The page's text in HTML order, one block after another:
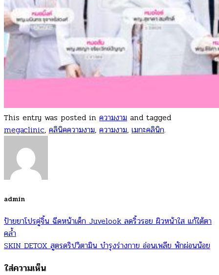
This entry was posted in ความงาม and tagged
megaclinic, คลินิคความงาม, ความงาม, เมกะคลินิก.
admin
ป้ายยาโปรคู่จิ้น ฉีดหน้าเด็ก Juvelook ลดริ้วรอย ผิวหน้าใส แก้ใต้ตา
คล้ำ
SKIN DETOX สูตรดริปวิตามิน บํารุงร่างกาย อ่อนเพลีย พักผ่อนน้อย
ใส่ความเห็น